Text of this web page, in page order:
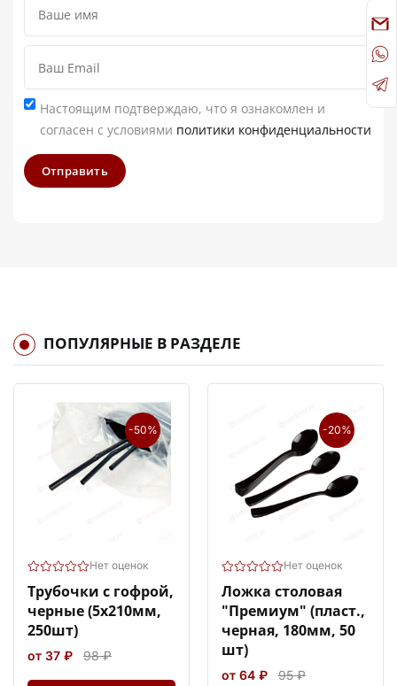
Настоящим подтверждаю, что я ознакомлен и
согласен с условиями политики конфиденциальности
Отправить
ПОПУЛЯРНЫЕ В РАЗДЕЛЕ
-50%
Нет оценок
Трубочки с гофрой,
черные (5х210мм,
250шт)
от 37 ₽ 98 ₽
-20%
Нет оценок
Ложка столовая
"Премиум" (пласт.,
черная, 180мм, 50
шт)
от 64 ₽ 95 ₽